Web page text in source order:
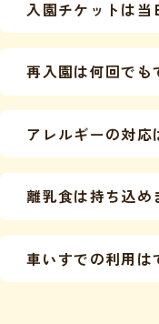
・前日の12:00（
キャンセルの際
ます。
かねます。
に余裕を持って
をお願い申し上げ
入園チケットは当
はい、当日入園
※事前予約（オン
再入園は何回でも
はい、当日の最
です。
す。
・「キリンさん
・「市原ぞうの
方
アレルギーの対応
誠に恐れ入りま
応は行っておりま
離乳食は持ち込め
密封容器のもの
車いすでの利用は